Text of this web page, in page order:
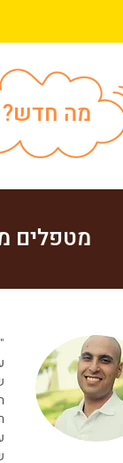
מה חדש?
מטפלים